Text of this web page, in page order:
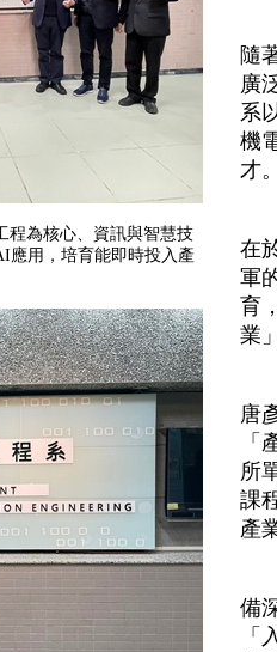
程為核心、資訊與智慧技
應用，培育能即時投入產
隨
廣
系
機
才。
在
軍
育
業
唐
所
課
產
備
「